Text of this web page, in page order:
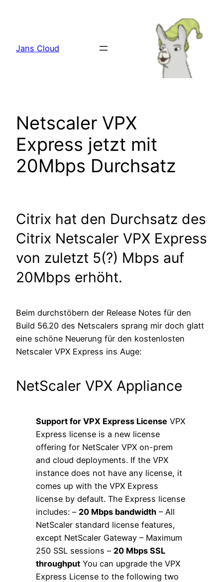
Jans Cloud
Netscaler VPX
Express jetzt mit
20Mbps Durchsatz
Citrix hat den Durchsatz des
Citrix Netscaler VPX Express
von zuletzt 5(?) Mbps auf
20Mbps erhöht.
Beim durchstöbern der Release Notes für den
Build 56.20 des Netscalers sprang mir doch glatt
eine schöne Neuerung für den kostenlosten
Netscaler VPX Express ins Auge:
NetScaler VPX Appliance
Support for VPX Express License VPX
Express license is a new license
offering for NetScaler VPX on-prem
and cloud deployments. If the VPX
instance does not have any license, it
comes up with the VPX Express
license by default. The Express license
includes: – 20 Mbps bandwidth – All
NetScaler standard license features,
except NetScaler Gateway – Maximum
250 SSL sessions – 20 Mbps SSL
throughput You can upgrade the VPX
Express License to the following two